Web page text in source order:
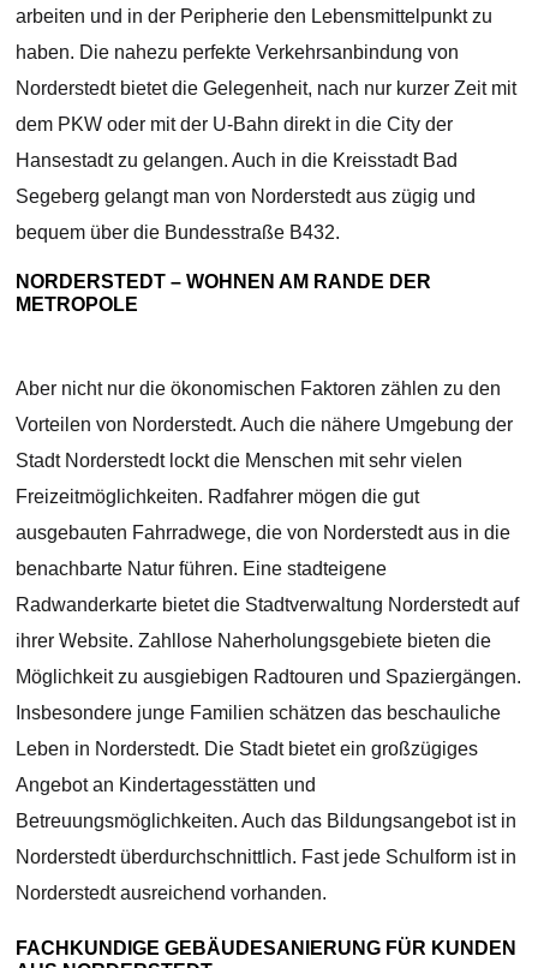
arbeiten und in der Peripherie den Lebensmittelpunkt zu
haben. Die nahezu perfekte Verkehrsanbindung von
Norderstedt bietet die Gelegenheit, nach nur kurzer Zeit mit
dem PKW oder mit der U-Bahn direkt in die City der
Hansestadt zu gelangen. Auch in die Kreisstadt Bad
Segeberg gelangt man von Norderstedt aus zügig und
bequem über die Bundesstraße B432.
NORDERSTEDT – WOHNEN AM RANDE DER
METROPOLE
Aber nicht nur die ökonomischen Faktoren zählen zu den
Vorteilen von Norderstedt. Auch die nähere Umgebung der
Stadt Norderstedt lockt die Menschen mit sehr vielen
Freizeitmöglichkeiten. Radfahrer mögen die gut
ausgebauten Fahrradwege, die von Norderstedt aus in die
benachbarte Natur führen. Eine stadteigene
Radwanderkarte bietet die Stadtverwaltung Norderstedt auf
ihrer Website. Zahllose Naherholungsgebiete bieten die
Möglichkeit zu ausgiebigen Radtouren und Spaziergängen.
Insbesondere junge Familien schätzen das beschauliche
Leben in Norderstedt. Die Stadt bietet ein großzügiges
Angebot an Kindertagesstätten und
Betreuungsmöglichkeiten. Auch das Bildungsangebot ist in
Norderstedt überdurchschnittlich. Fast jede Schulform ist in
Norderstedt ausreichend vorhanden.
FACHKUNDIGE GEBÄUDESANIERUNG FÜR KUNDEN